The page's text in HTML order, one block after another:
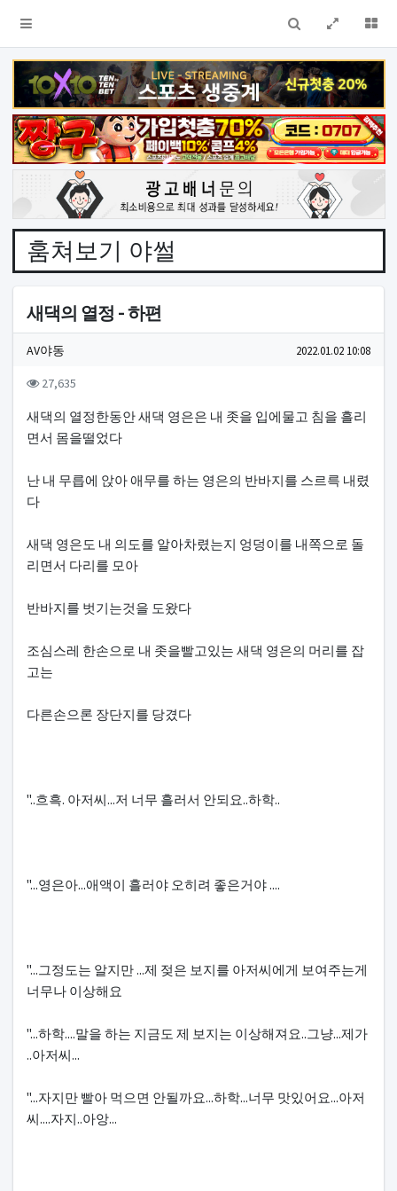
전체창더
훔쳐보기 야썰
새댁의 열정 - 하편
작성자 정보
AV야동 작성일
2022.01.02 10:08
컨텐츠 정보
27,635
본문
새댁의 열정한동안 새댁 영은은 내 좃을 입에물고 침을 흘리
면서 몸을떨었다
난 내 무릅에 앉아 애무를 하는 영은의 반바지를 스르륵 내렸
다
새댁 영은도 내 의도를 알아차렸는지 엉덩이를 내쪽으로 돌
리면서 다리를 모아
반바지를 벗기는것을 도왔다
조심스레 한손으로 내 좃을빨고있는 새댁 영은의 머리를 잡
고는
다른손으론 장단지를 당겼다
"..흐흑. 아저씨...저 너무 흘러서 안되요..하학..
"...영은아...애액이 흘러야 오히려 좋은거야 ....
"...그정도는 알지만 ...제 젖은 보지를 아저씨에게 보여주는게
너무나 이상해요
"...하학....말을 하는 지금도 제 보지는 이상해져요..그냥...제가
..아저씨...
"...자지만 빨아 먹으면 안될까요...하학...너무 맛있어요...아저
씨....자지..아앙...